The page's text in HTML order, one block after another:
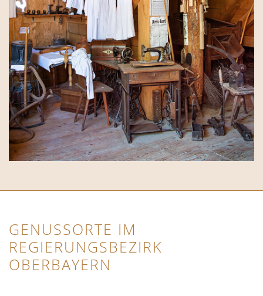
GENUSSORTE IM
REGIERUNGSBEZIRK
OBERBAYERN